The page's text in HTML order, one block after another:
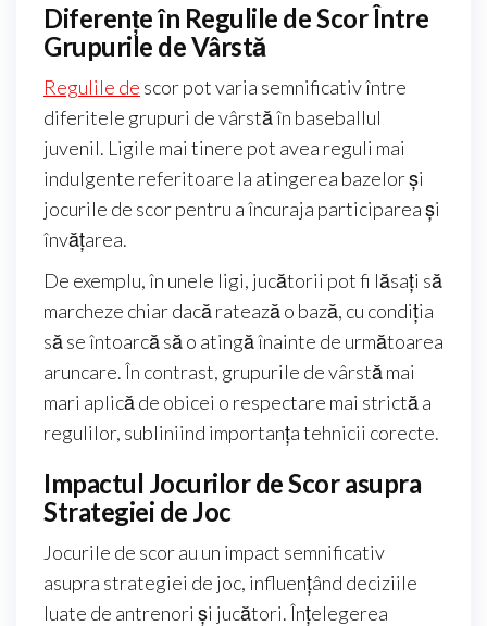
Diferențe în Regulile de Scor Între
Grupurile de Vârstă
Regulile de scor pot varia semnificativ între
diferitele grupuri de vârstă în baseballul
juvenil. Ligile mai tinere pot avea reguli mai
indulgente referitoare la atingerea bazelor și
jocurile de scor pentru a încuraja participarea și
învățarea.
De exemplu, în unele ligi, jucătorii pot fi lăsați să
marcheze chiar dacă ratează o bază, cu condiția
să se întoarcă să o atingă înainte de următoarea
aruncare. În contrast, grupurile de vârstă mai
mari aplică de obicei o respectare mai strictă a
regulilor, subliniind importanța tehnicii corecte.
Impactul Jocurilor de Scor asupra
Strategiei de Joc
Jocurile de scor au un impact semnificativ
asupra strategiei de joc, influențând deciziile
luate de antrenori și jucători. Înțelegerea